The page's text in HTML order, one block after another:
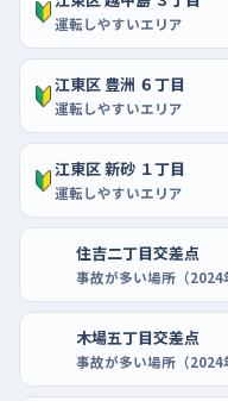
ルを回す量と車の動き方
らイトーヨーカドー北砂
で、歩行者を見ながら停め
運転しやすいエリア
江東区 豊洲 ６丁目
運転しやすいエリア
江東区 新砂 １丁目
運転しやすいエリア
住吉二丁目交差点
事故が多い場所（2024
木場五丁目交差点
事故が多い場所（2024